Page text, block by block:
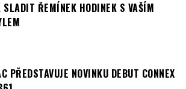
SLADIT ŘEMÍNEK HODINEK S VAŠÍM
PŘEDSTAVUJE NOVINKU DEBUT CONNEX